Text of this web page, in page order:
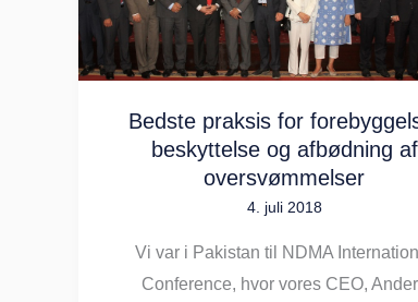
Bedste praksis for
beskyttelse og afbødning af
oversvømmelser
4. juli 2018
Vi var i Pakistan til NDMA
Conference, hvor vores CEO,
afbødning
af
oversvømmelser